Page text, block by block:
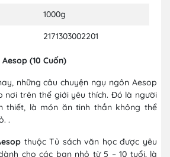
1000g
2171303002201
(10 Cuốn)
những câu chuyện ngụ ngôn Aesop
nơi trên thế giới yêu thích. Đó là người
thiết, là món ăn tinh thần không thể
.
thuộc Tủ sách văn học được yêu
cho các bạn nhỏ từ 5 – 10 tuổi, là